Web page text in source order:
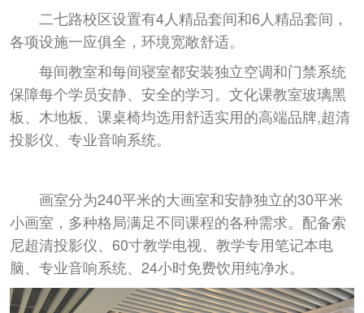
二七路校区设置有4人精品套间和6人精品套间，
各项设施一应俱全，环境宽敞舒适。
每间教室和每间寝室都安装独立空调和门禁系统
保障每个学员安静、安全的学习。文化课教室玻璃黑
板、木地板、课桌椅均选用舒适实用的高端品牌,超清
投影仪、专业音响系统。
画室分为240平米的大画室和安静独立的30平米
小画室，多种格局满足不同课程的各种需求。配备索
尼超清投影仪、60寸教学电视、教学专用笔记本电
脑、专业音响系统、24小时免费饮用纯净水。